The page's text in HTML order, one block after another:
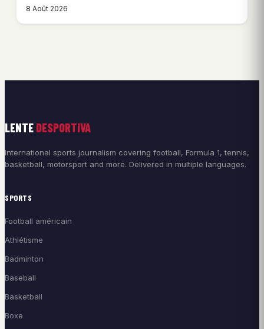
8 Août 2026
LENTE DESPORTIVA
International sports journalism covering football, Formula 1, tennis,
basketball, motorsport and more. Delivered in multiple languages.
SPORTS
Football américain
Athlétisme
Badminton
Baseball
Basketball
Boxe